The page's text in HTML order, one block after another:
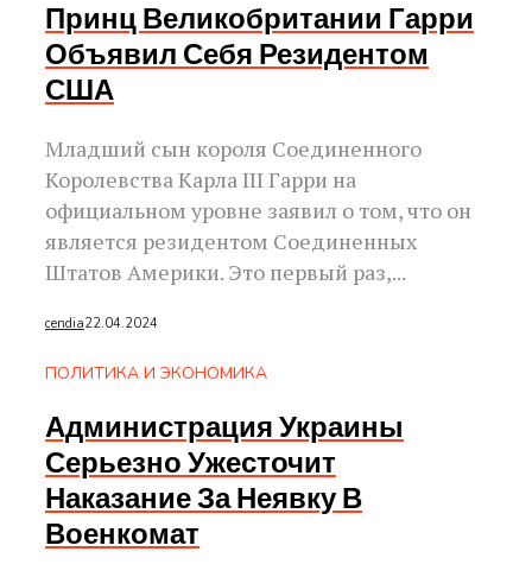
Принц Великобритании Гарри
Объявил Себя Резидентом
США
Младший сын короля Соединенного
Королевства Карла III Гарри на
официальном уровне заявил о том, что он
является резидентом Соединенных
Штатов Америки. Это первый раз,...
cendia22.04.2024
ПОЛИТИКА И ЭКОНОМИКА
Администрация Украины
Серьезно Ужесточит
Наказание За Неявку В
Военкомат